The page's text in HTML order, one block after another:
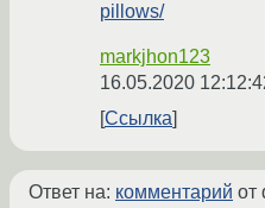
pillows/
markjhon123
16.05.2020
Ссылка
Ответ на: комментарий от